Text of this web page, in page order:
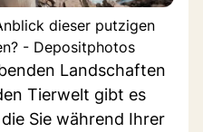
dieser putzigen
- Depositphotos
Landschaften
Tierwelt gibt es
Sie während Ihrer